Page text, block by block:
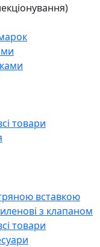
товари
вставкою
з клапаном
товари